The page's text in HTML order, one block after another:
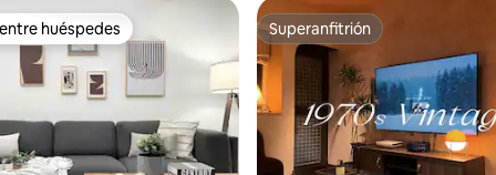
huéspedes
huéspedes Superanfitrión
Superanfitrión